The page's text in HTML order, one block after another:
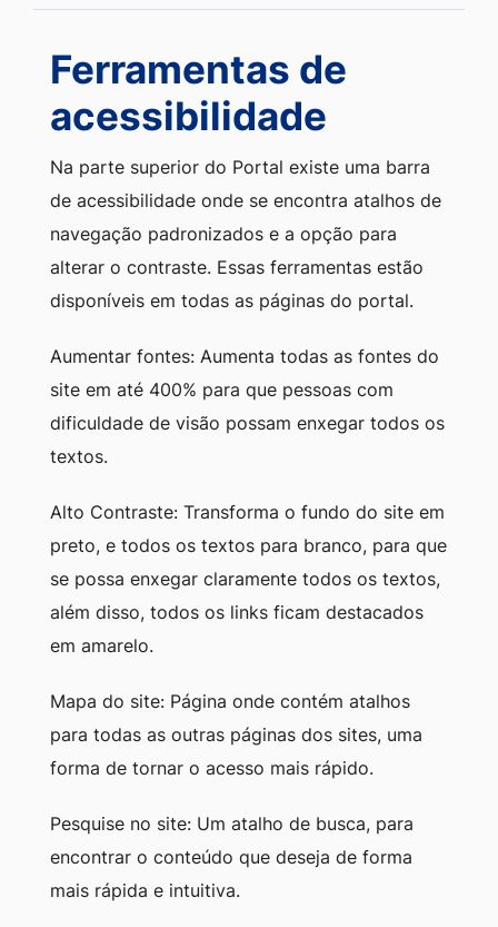
Ferramentas de
acessibilidade
Na parte superior do Portal existe uma barra
de acessibilidade onde se encontra atalhos de
navegação padronizados e a opção para
alterar o contraste. Essas ferramentas estão
disponíveis em todas as páginas do portal.
Aumentar fontes: Aumenta todas as fontes do
site em até 400% para que pessoas com
dificuldade de visão possam enxegar todos os
textos.
Alto Contraste: Transforma o fundo do site em
preto, e todos os textos para branco, para que
se possa enxegar claramente todos os textos,
além disso, todos os links ficam destacados
em amarelo.
Mapa do site: Página onde contém atalhos
para todas as outras páginas dos sites, uma
forma de tornar o acesso mais rápido.
Pesquise no site: Um atalho de busca, para
encontrar o conteúdo que deseja de forma
mais rápida e intuitiva.